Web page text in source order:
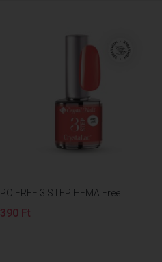
FREE 3 STEP HEMA Free...
Ft